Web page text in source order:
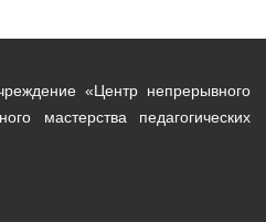
«Центр непрерывного
мастерства педагогических